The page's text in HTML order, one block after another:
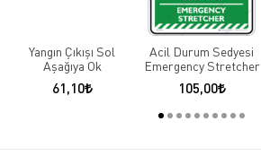
Yangın Çıkışı Sol
Aşağıya Ok
61,10
Acil Durum Sedyesi
Emergency Stretcher
105,00